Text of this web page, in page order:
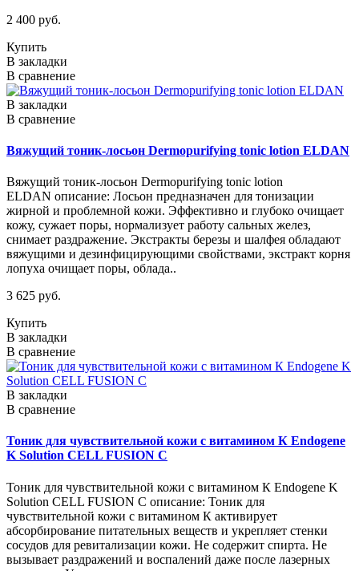
2 400 руб.
Купить
В закладки
В сравнение
В закладки
В сравнение
Вяжущий тоник-лосьон Dermopurifying tonic lotion ELDAN
Вяжущий тоник-лосьон Dermopurifying tonic lotion
ELDAN описание: Лосьон предназначен для тонизации
жирной и проблемной кожи. Эффективно и глубоко очищает
кожу, сужает поры, нормализует работу сальных желез,
снимает раздражение. Экстракты березы и шалфея обладают
вяжущими и дезинфицирующими свойствами, экстракт корня
лопуха очищает поры, облада..
3 625 руб.
Купить
В закладки
В сравнение
В закладки
В сравнение
Тоник для чувствительной кожи с витамином К Endogene
K Solution CELL FUSION C
Тоник для чувствительной кожи с витамином К Endogene K
Solution CELL FUSION C описание: Тоник для
чувствительной кожи с витамином К активирует
абсорбирование питательных веществ и укрепляет стенки
сосудов для ревитализации кожи. Не содержит спирта. Не
вызывает раздражений и воспалений даже после лазерных